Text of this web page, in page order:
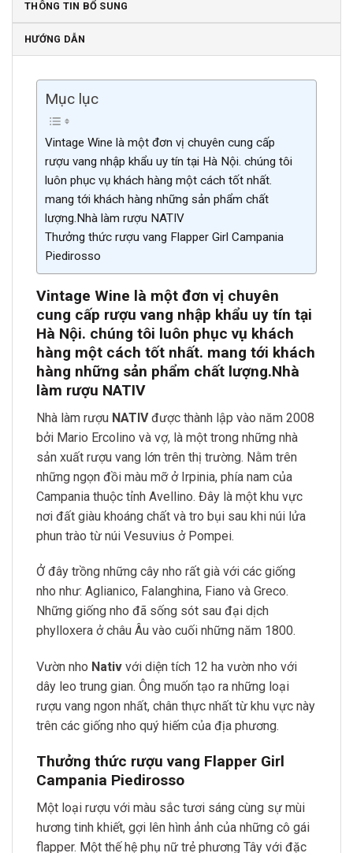
THÔNG TIN BỔ SUNG
HƯỚNG DẪN
Mục lục
Vintage Wine là một đơn vị chuyên cung cấp
rượu vang nhập khẩu uy tín tại Hà Nội. chúng tôi
luôn phục vụ khách hàng một cách tốt nhất.
mang tới khách hàng những sản phẩm chất
lượng.Nhà làm rượu NATIV
Thưởng thức rượu vang Flapper Girl Campania
Piedirosso
Vintage Wine là một đơn vị chuyên
cung cấp rượu vang nhập khẩu uy tín tại
Hà Nội. chúng tôi luôn phục vụ khách
hàng một cách tốt nhất. mang tới khách
hàng những sản phẩm chất lượng.Nhà
làm rượu NATIV
Nhà làm rượu NATIVđược thành lập vào năm 2008
bởi Mario Ercolino và vợ, là một trong những nhà
sản xuất rượu vang lớn trên thị trường. Nằm trên
những ngọn đồi màu mỡ ở Irpinia, phía nam của
Campania thuộc tỉnh Avellino. Đây là một khu vực
nơi đất giàu khoáng chất và tro bụi sau khi núi lửa
phun trào từ núi Vesuvius ở Pompei.
Ở đây trồng những cây nho rất già với các giống
nho như: Aglianico, Falanghina, Fiano và Greco.
Những giống nho đã sống sót sau đại dịch
phylloxera ở châu Âu vào cuối những năm 1800.
Vườn nho Nativ với diện tích 12 ha vườn nho với
dây leo trung gian. Ông muốn tạo ra những loại
rượu vang ngon nhất, chân thực nhất từ ​​khu vực này
trên các giống nho quý hiếm của địa phương.
Thưởng thức rượu vang Flapper Girl
Campania Piedirosso
Một loại rượu với màu sắc tươi sáng cùng sự mùi
hương tinh khiết, gợi lên hình ảnh của những cô gái
flapper. Một thế hệ phụ nữ trẻ phương Tây với đặc